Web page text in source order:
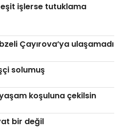
işlerse tutuklama
Çayırova’ya ulaşamadı
solumuş
koşuluna çekilsin
bir değil